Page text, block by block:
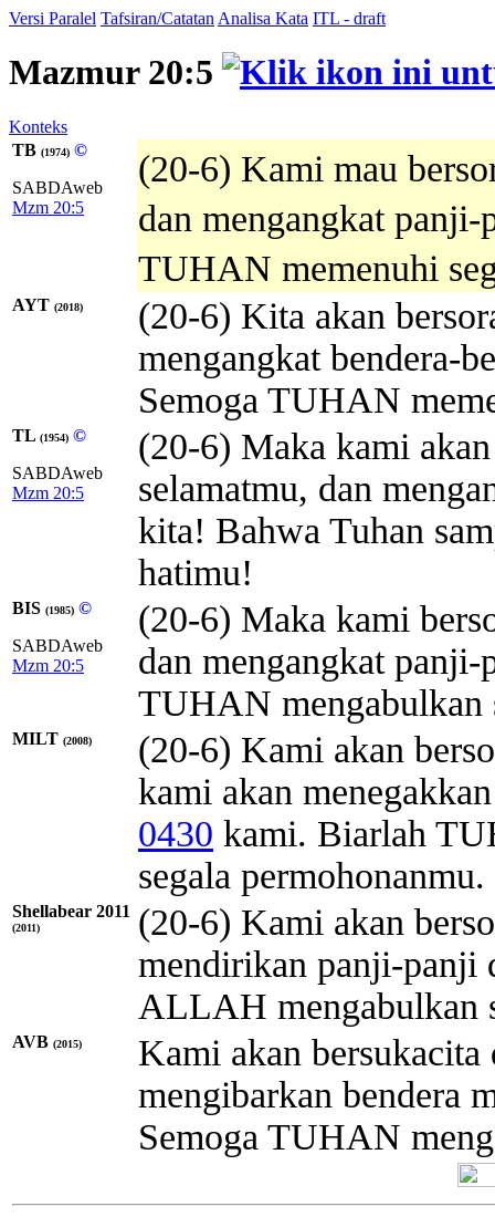
Versi Paralel Tafsiran/Catatan Analisa Kata ITL - draft
Mazmur 20:5
Konteks
TB (1974) ©
SABDAweb
Mzm 20:5
(20-6) Kami mau
dan mengangkat panji-
TUHAN memenuhi
AYT (2018)
(20-6) Kita akan
mengangkat bendera-
Semoga TUHAN
TL (1954) ©
SABDAweb
Mzm 20:5
(20-6) Maka kami
selamatmu, dan
kita! Bahwa Tuhan
hatimu!
BIS (1985) ©
SABDAweb
Mzm 20:5
(20-6) Maka kami
dan mengangkat
TUHAN mengabulkan
MILT (2008)
(20-6) Kami akan
kami akan
0430 kami. Biarlah
segala permohonanmu.
Shellabear 2011
(2011)
(20-6) Kami akan
mendirikan panji-panji
ALLAH mengabulkan
AVB (2015)
Kami akan bersukacita
mengibarkan bendera
Semoga TUHAN